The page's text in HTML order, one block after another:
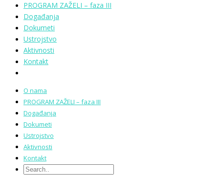
PROGRAM ZAŽELI – faza III
Događanja
Dokumeti
Ustrojstvo
Aktivnosti
Kontakt
O nama
PROGRAM ZAŽELI – faza III
Događanja
Dokumeti
Ustrojstvo
Aktivnosti
Kontakt